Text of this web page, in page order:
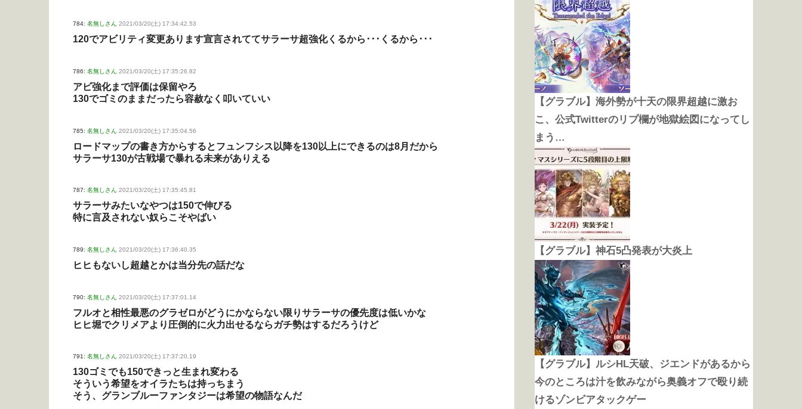
784: 名無しさん 2021/03/20(土) 17:34:42.53
120でアビリティ変更あります宣言されててサラーサ超強化くるから･･･くるから･･･
786: 名無しさん 2021/03/20(土) 17:35:26.82
アビ強化まで評価は保留やろ
130でゴミのままだったら容赦なく叩いていい
785: 名無しさん 2021/03/20(土) 17:35:04.56
ロードマップの書き方からするとフュンフシス以降を130以上にできるのは8月だから
サラーサ130が古戦場で暴れる未来がありえる
787: 名無しさん 2021/03/20(土) 17:35:45.81
サラーサみたいなやつは150で伸びる
特に言及されない奴らこそやばい
789: 名無しさん 2021/03/20(土) 17:36:40.35
ヒヒもないし超越とかは当分先の話だな
790: 名無しさん 2021/03/20(土) 17:37:01.14
フルオと相性最悪のグラゼロがどうにかならない限りサラーサの優先度は低いかな
ヒヒ堀でクリメアより圧倒的に火力出せるならガチ勢はするだろうけど
791: 名無しさん 2021/03/20(土) 17:37:20.19
130ゴミでも150できっと生まれ変わる
そういう希望をオイラたちは持っちまう
そう、グランブルーファンタジーは希望の物語なんだ
【グラブル】海外勢が十天の限界超越に激お
こ、公式Twitterのリプ欄が地獄絵図になってし
まう…
【グラブル】神石5凸発表が大炎上
【グラブル】ルシHL天破、ジエンドがあるから
今のところは汁を飲みながら奥義オフで殴り続
けるゾンビアタックゲー